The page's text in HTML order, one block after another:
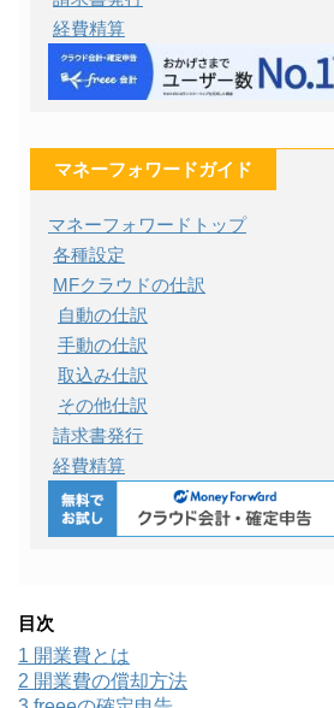
経費精算
マネーフォワードガイド
マネーフォワードトップ
各種設定
MFクラウドの仕訳
自動の仕訳
手動の仕訳
取込み仕訳
その他仕訳
請求書発行
経費精算
目次
1 開業費とは
2 開業費の償却方法